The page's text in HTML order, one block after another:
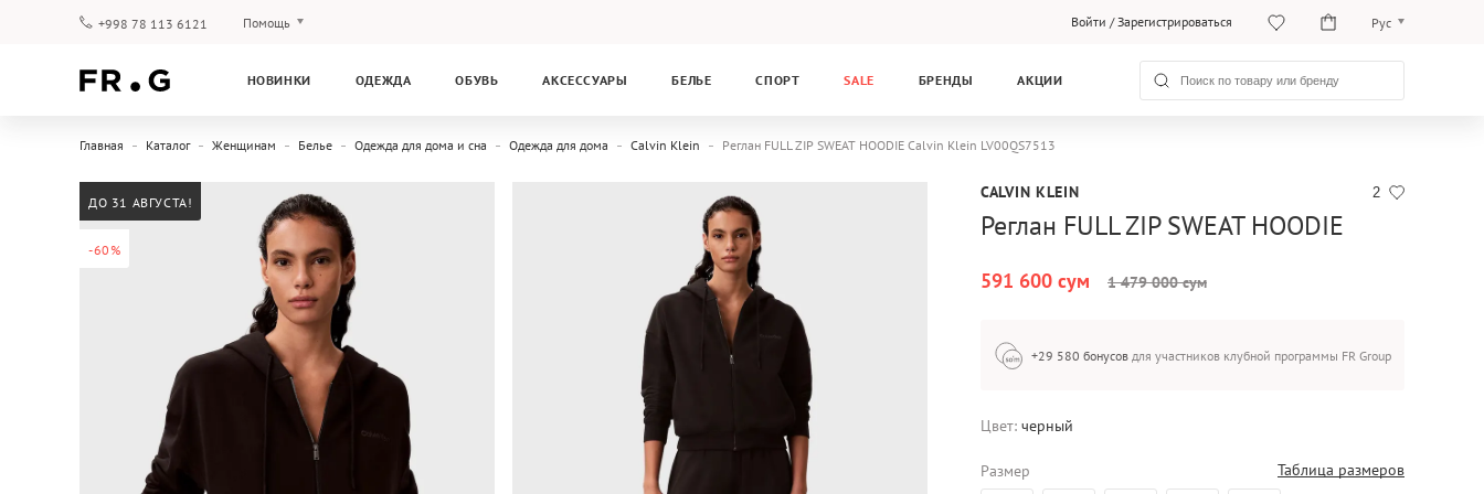
+998 78 113 6121 Помощь Войти /Зарегистрироваться Рус
Рус
НОВИНКИ ОДЕЖДА ОБУВЬ АКСЕССУАРЫ БЕЛЬЕ СПОРТ SALE БРЕНДЫ АКЦИИ
Главная Каталог Женщинам Белье Одежда для дома и сна Одежда для дома Calvin Klein Реглан FULL ZIP SWEAT HOODIE Calvin Klein LV00QS7513
-60%
ДО 31 АВГУСТА!
2
CALVIN KLEIN
Реглан FULL ZIP SWEAT HOODIE
591 600 сум 1 479 000 сум
+29 580 бонусов для участников клубной программы FR Group
Цвет: черный
Размер Таблица размеров